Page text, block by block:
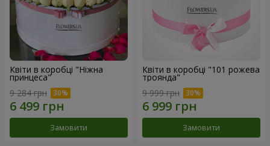
Квіти в коробці "Ніжна
принцеса"
9 284 грн
Замовити
Квіти в коробці "101 рожева
троянда"
9 999 грн
Замовити